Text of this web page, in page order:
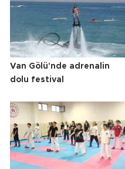
Van Gölü'nde adrenalin
dolu festival